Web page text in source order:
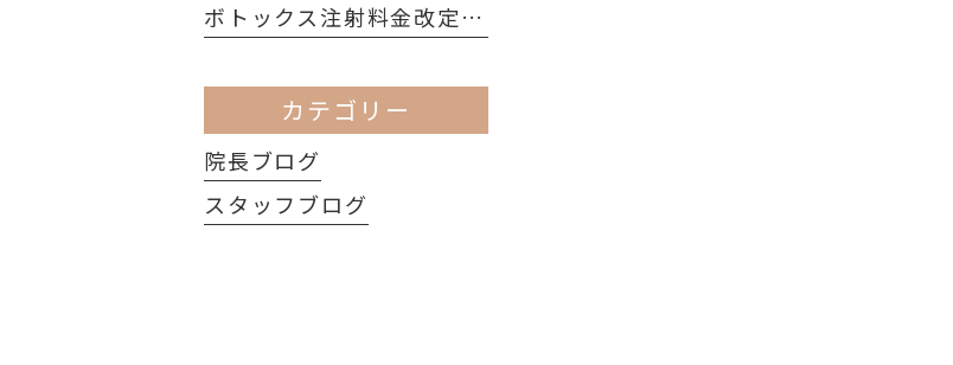
ボトックス注射料金改定のお知らせ
カテゴリー
院長ブログ
スタッフブログ